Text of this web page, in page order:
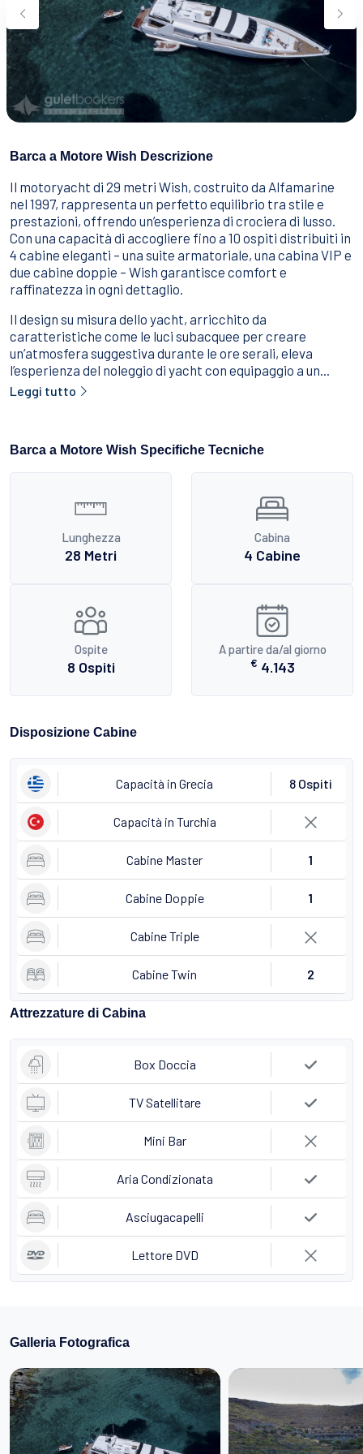
Cibo E Bevande
Come Prenotare
Termini e Condizioni
Contattaci
Barca a Motore Wish Descrizione
Il motoryacht di 29 metri Wish, costruito da Alfamarine
nel 1997, rappresenta un perfetto equilibrio tra stile e
prestazioni, offrendo un’esperienza di crociera di lusso.
Con una capacità di accogliere fino a 10 ospiti distribuiti in
4 cabine eleganti – una suite armatoriale, una cabina VIP e
due cabine doppie – Wish garantisce comfort e
raffinatezza in ogni dettaglio.
Il design su misura dello yacht, arricchito da
caratteristiche come le luci subacquee per creare
un’atmosfera suggestiva durante le ore serali, eleva
l’esperienza del noleggio di yacht con equipaggio a un...
Leggi tutto
Barca a Motore Wish Specifiche Tecniche
Lunghezza
28 Metri
Cabina
4 Cabine
Ospite
8 Ospiti
A partire da/al giorno
€ 4.143
Disposizione Cabine
Capacità in Grecia 8 Ospiti
Capacità in Turchia
Cabine Master 1
Cabine Doppie 1
Cabine Triple
Cabine Twin 2
Attrezzature di Cabina
Box Doccia
TV Satellitare
Mini Bar
Aria Condizionata
Asciugacapelli
Lettore DVD
Galleria Fotografica